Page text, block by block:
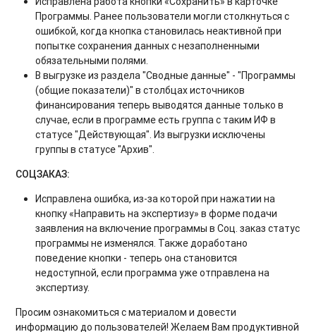
Программы. Ранее пользователи могли столкнуться с
ошибкой, когда кнопка становилась неактивной при
попытке сохранения данных с незаполненными
обязательными полями.
В выгрузке из раздела "Сводные данные" - "Программы
(общие показатели)" в столбцах источников
финансирования теперь выводятся данные только в
случае, если в программе есть группа с таким ИФ в
статусе "Действующая". Из выгрузки исключены
группы в статусе "Архив".
СОЦЗАКАЗ:
Исправлена ошибка, из-за которой при нажатии на
кнопку «Направить на экспертизу» в форме подачи
заявления на включение программы в Соц. заказ статус
программы не изменялся. Также доработано
поведение кнопки - теперь она становится
недоступной, если программа уже отправлена на
экспертизу.
Просим ознакомиться с материалом и довести
информацию до пользователей! Желаем Вам продуктивной